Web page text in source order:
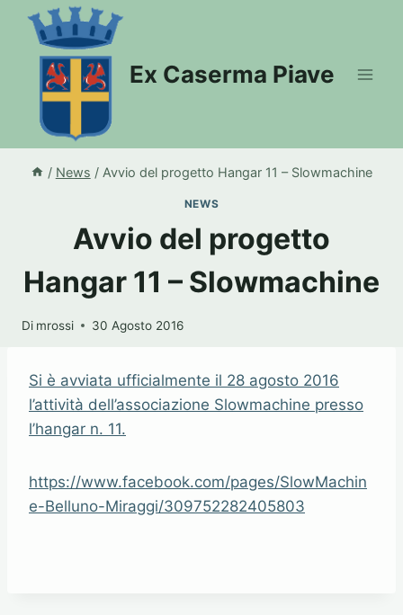
Salta
contenuto
Ex Caserma Piave
/ News / Avvio del progetto Hangar 11 – Slowmachine
NEWS
Avvio del progetto
Hangar 11 – Slowmachine
Di mrossi 30 Agosto 2016
Si è avviata ufficialmente il 28 agosto 2016
l’attività dell’associazione Slowmachine presso
l’hangar n. 11.
https://www.facebook.com/pages/SlowMachin
e-Belluno-Miraggi/309752282405803